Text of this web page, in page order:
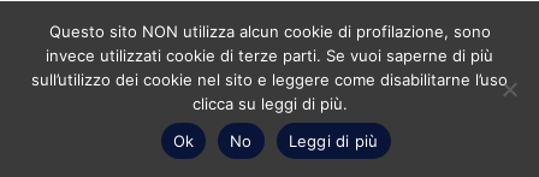
Questo sito NON utilizza alcun cookie di profilazione, sono
invece utilizzati cookie di terze parti. Se vuoi saperne di più
sull’utilizzo dei cookie nel sito e leggere come disabilitarne l’uso
clicca su leggi di più.
Ok
No Leggi di più